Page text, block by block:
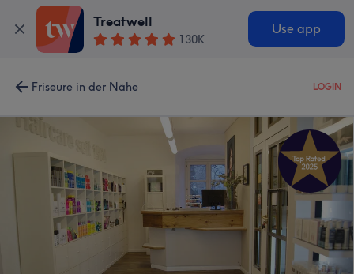
Treatwell
130K
Use app
Friseure in der Nähe LOGIN